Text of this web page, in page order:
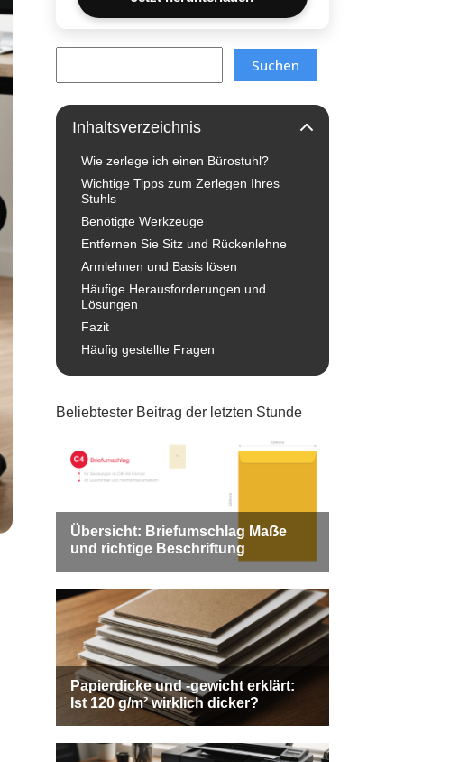
Suchen
Inhaltsverzeichnis
Wie zerlege ich einen Bürostuhl?
Wichtige Tipps zum Zerlegen Ihres
Stuhls
Benötigte Werkzeuge
Entfernen Sie Sitz und Rückenlehne
Armlehnen und Basis lösen
Häufige Herausforderungen und
Lösungen
Fazit
Häufig gestellte Fragen
Beliebtester Beitrag der letzten Stunde